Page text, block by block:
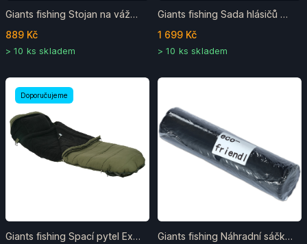
Giants fishing Stojan na vážení Weigh Tripod Deluxe
889 Kč
> 10 ks skladem
Giants fishing Sada hlásičů Wireless Set TX5 (2ks hlásič + přijímač)
1 699 Kč
> 10 ks skladem
Doporučujeme
Giants fishing Spací pytel Extreme 5 Season Sleeping Bag
Giants fishing Náhradní sáčky do toalety Trash bags Eco-frendly (X-Large) 12ks